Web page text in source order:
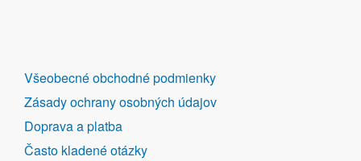
DALŠÍ
ODKAZY
Všeobecné obchodné podmienky
Zásady ochrany osobných údajov
Doprava a platba
Často kladené otázky